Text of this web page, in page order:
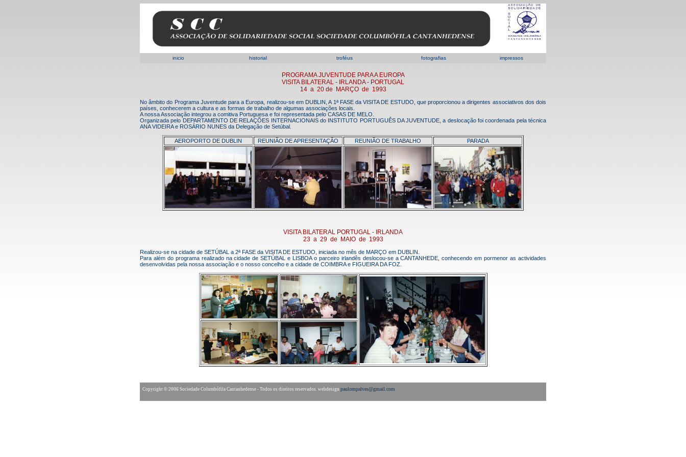
inicio historial troféus fotografias impressos
PROGRAMA JUVENTUDE PARA A EUROPA
VISITA BILATERAL - IRLANDA - PORTUGAL
14 a 20 de MARÇO de 1993
No âmbito do Programa Juventude para a Europa, realizou-se em DUBLIN, A 1ª FASE da VISITA DE ESTUDO, que proporcionou a dirigentes associativos dos dois
países, conhecerem a cultura e as formas de trabalho de algumas associações locais.
A nossa Associação integrou a comitiva Portuguesa e foi representada pelo CASAS DE MELO.
Organizada pelo DEPARTAMENTO DE RELAÇÕES INTERNACIONAIS do INSTITUTO PORTUGUÊS DA JUVENTUDE, a deslocação foi coordenada pela técnica
ANA VIDEIRA e ROSÁRIO NUNES da Delegação de Setúbal.
AEROPORTO DE DUBLIN REUNIÃO DE APRESENTAÇÃO REUNIÃO DE TRABALHO PARADA
VISITA BILATERAL PORTUGAL - IRLANDA
23 a 29 de MAIO de 1993
Realizou-se na cidade de SETÚBAL a 2ª FASE da VISITA DE ESTUDO, iniciada no mês de MARÇO em DUBLIN.
Para além do programa realizado na cidade de SETÚBAL e LISBOA o parceiro irlandês deslocou-se a CANTANHEDE, conhecendo em pormenor as actividades
desenvolvidas pela nossa associação e o nosso concelho e a cidade de COIMBRA e FIGUEIRA DA FOZ.
Copyright © 2006 Sociedade Columbófila Cantanhedense - Todos os direitos reservados. webdesign paulompalves@gmail.com